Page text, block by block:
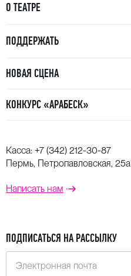
О ТЕАТРЕ
ПОДДЕРЖАТЬ
НОВАЯ СЦЕНА
КОНКУРС «АРАБЕСК»
Касса: +7 (342) 212-30-87
Пермь, Петропавловская, 25а
Написать нам
ПОДПИСАТЬСЯ НА РАССЫЛКУ
Электронная почта